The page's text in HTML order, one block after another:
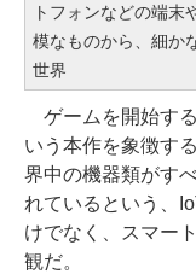
トフォンなどの端末
模なものから、細か
世界
ゲームを開始す
いう本作を象徴す
界中の機器類がす
れているという、
けでなく、スマー
観だ。